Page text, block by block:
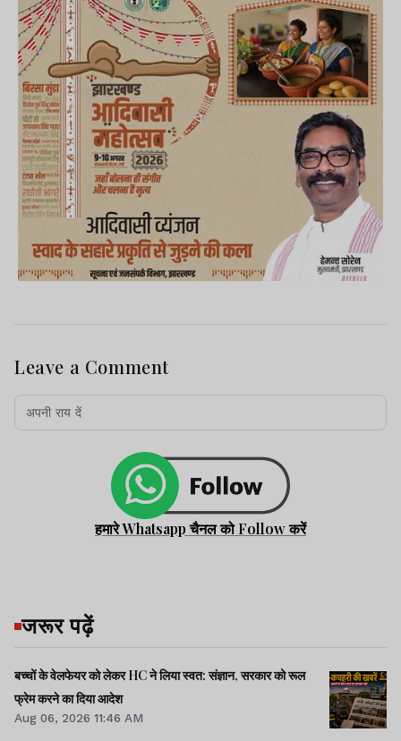
Leave a Comment
हमारे Whatsapp चैनल को Follow करें
जरूर पढ़ें
बच्चों के वेलफेयर को लेकर HC ने लिया स्वत: संज्ञान, सरकार को रूल
फ्रेम करने का दिया आदेश
Aug 06, 2026 11:46 AM